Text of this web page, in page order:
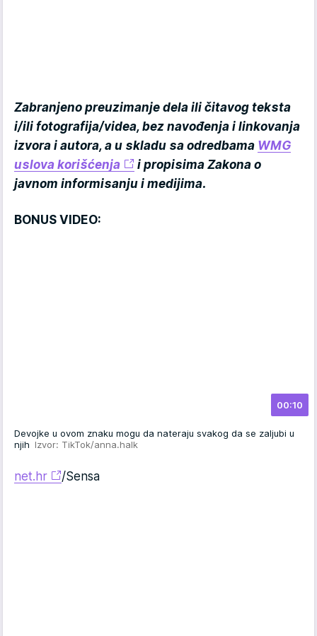
Zabranjeno preuzimanje dela ili čitavog teksta
i/ili fotografija/videa, bez navođenja i linkovanja
izvora i autora, a u skladu sa odredbama WMG
uslova korišćenja
i propisima Zakona o
javnom informisanju i medijima.
BONUS VIDEO:
00:10
Devojke u ovom znaku mogu da nateraju svakog da se zaljubi u
njih Izvor: TikTok/anna.halk
net.hr /Sensa